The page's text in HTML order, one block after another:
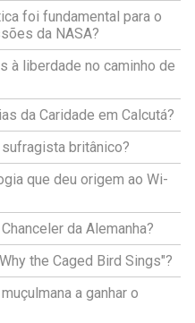
foi fundamental para o
da NASA?
à liberdade no caminho de
da Caridade em Calcutá?
britânico?
que deu origem ao Wi-
da Alemanha?
the Caged Bird Sings"?
a ganhar o